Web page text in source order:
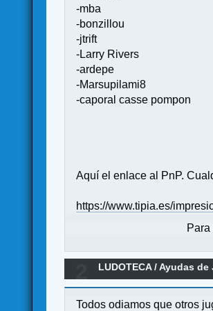
-mba
-bonzillou
-jtrift
-Larry Rivers
-ardepe
-Marsupilami8
-caporal casse pompon
Aquí el enlace al PnP.
https://www.tipia.es/
LUDOTECA/Ayudas de
Todos odiamos que otros